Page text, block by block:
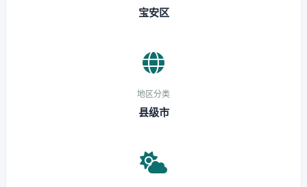
宝安区
地区分类
县级市